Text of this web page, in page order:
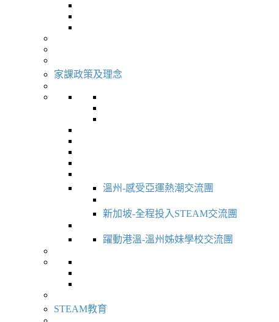
家課政策及理念
溫州-感受亞運熱潮交流團
新加坡-全程投入STEAM交流團
躍動港溫-溫州姊妹學校交流團
STEAM教育